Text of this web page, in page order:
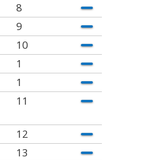
8
9
10
1
1
11
12
13